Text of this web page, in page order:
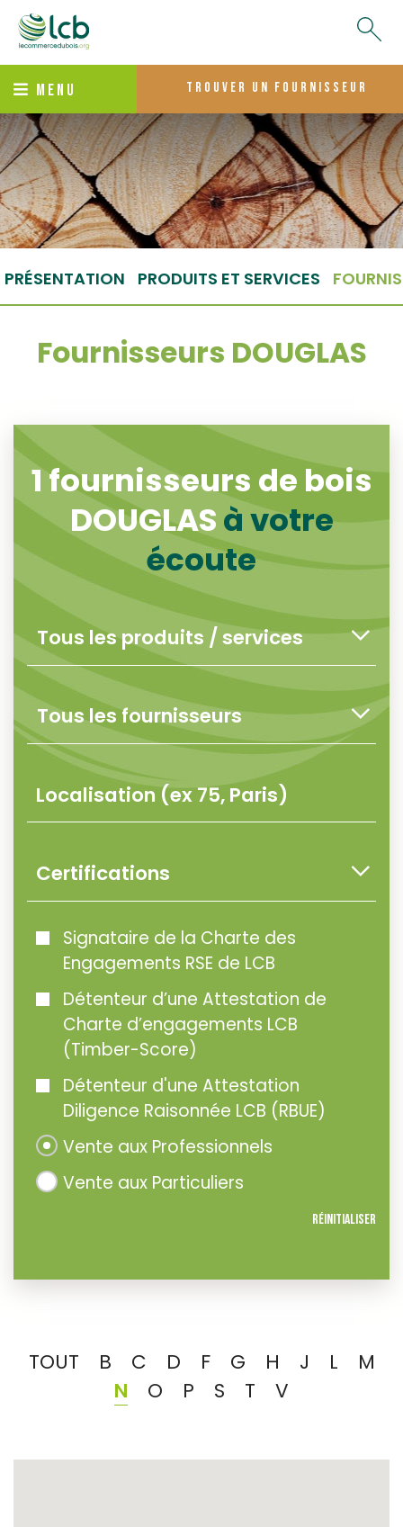
MENU trouver un fournisseur
PRÉSENTATION PRODUITS ET SERVICES
Fournisseurs DOUGLAS
1fournisseurs de bois
DOUGLASà votre
écoute
Certifications
Signataire de la Charte des
Engagements RSE de LCB
Détenteur d’une Attestation de
Charte d’engagements LCB
(Timber-Score)
Détenteur d'une Attestation
Diligence Raisonnée LCB (RBUE)
Vente aux Professionnels
Vente aux Particuliers
Réinitialiser
TOUT B C D F G H J L
M
N
O P S T V